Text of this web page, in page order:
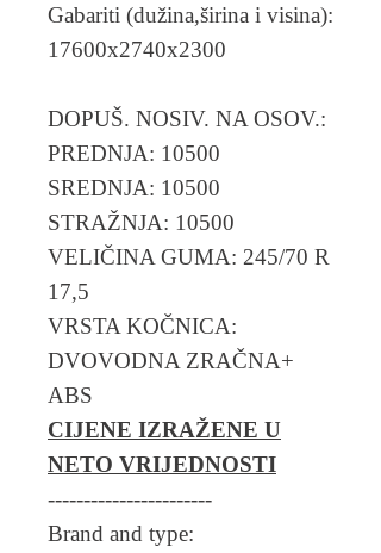
Gabariti (dužina,širina i visina):
17600x2740x2300
DOPUŠ. NOSIV. NA OSOV.:
PREDNJA: 10500
SREDNJA: 10500
STRAŽNJA: 10500
VELIČINA GUMA: 245/70 R
17,5
VRSTA KOČNICA:
DVOVODNA ZRAČNA+
ABS
CIJENE IZRAŽENE U
NETO VRIJEDNOSTI
-----------------------
Brand and type: